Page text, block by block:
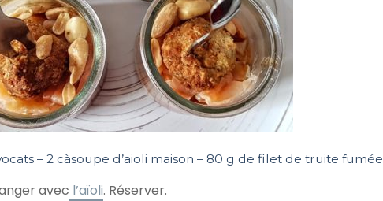
– 2 càsoupe d’aioli maison – 80 g de filet de truite fumée
avec l’aïoli. Réserver.